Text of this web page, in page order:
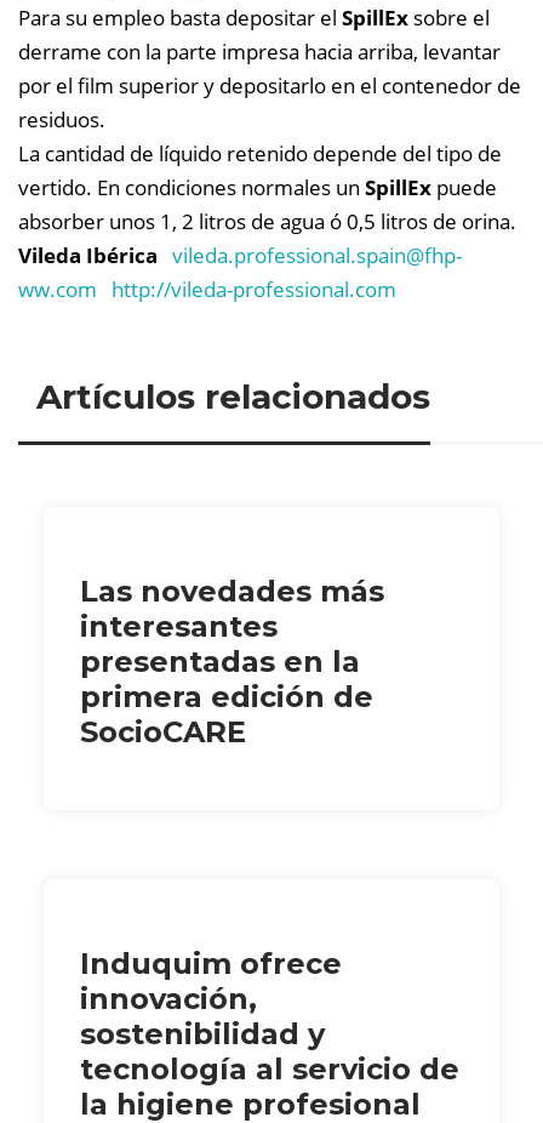
Para su empleo basta depositar el SpillEx sobre el
derrame con la parte impresa hacia arriba, levantar
por el film superior y depositarlo en el contenedor de
residuos.
La cantidad de líquido retenido depende del tipo de
vertido. En condiciones normales un SpillEx puede
absorber unos 1, 2 litros de agua ó 0,5 litros de orina.
Vileda Ibérica vileda.professional.spain@fhp-
ww.com
http://vileda-professional.com
Artículos relacionados
Las novedades más
interesantes
presentadas en la
primera edición de
SocioCARE
Induquim ofrece
innovación,
sostenibilidad y
tecnología al servicio de
la higiene profesional